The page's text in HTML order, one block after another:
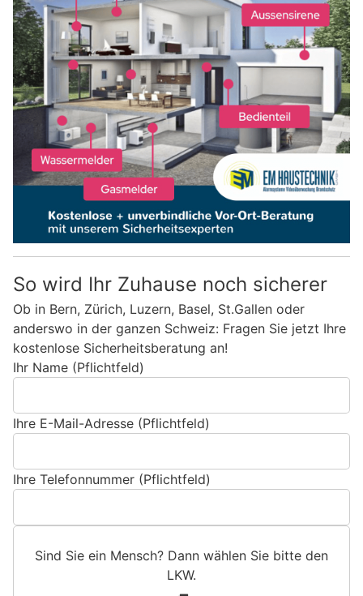
So wird Ihr Zuhause noch sicherer
Ob in Bern, Zürich, Luzern, Basel, St.Gallen oder
anderswo in der ganzen Schweiz: Fragen Sie jetzt Ihre
kostenlose Sicherheitsberatung an!
Ihr Name (Pflichtfeld)
Ihre E-Mail-Adresse (Pflichtfeld)
Ihre Telefonnummer (Pflichtfeld)
Sind Sie ein Mensch? Dann wählen Sie bitte den
LKW.